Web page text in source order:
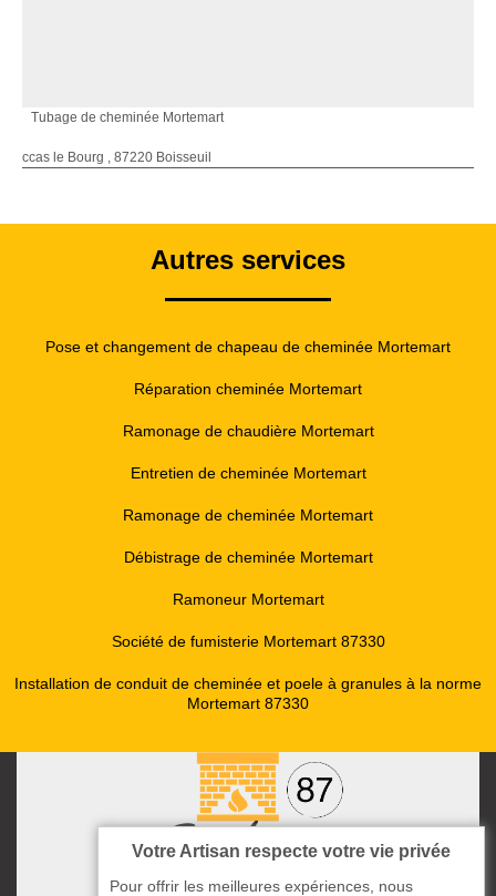
Tubage de cheminée Mortemart
ccas le Bourg , 87220 Boisseuil
Autres services
Pose et changement de chapeau de cheminée Mortemart
Réparation cheminée Mortemart
Ramonage de chaudière Mortemart
Entretien de cheminée Mortemart
Ramonage de cheminée Mortemart
Débistrage de cheminée Mortemart
Ramoneur Mortemart
Société de fumisterie Mortemart 87330
Installation de conduit de cheminée et poele à granules à la norme
Mortemart 87330
Votre Artisan respecte votre vie privée
Pour offrir les meilleures expériences, nous